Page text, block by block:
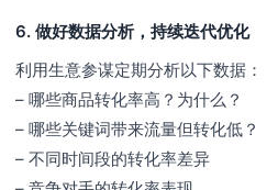
6. 做好数据分析，持续迭代优化
利用生意参谋定期分析以下数据：
– 哪些商品转化率高？为什么？
– 哪些关键词带来流量但转化低？
– 不同时间段的转化率差异